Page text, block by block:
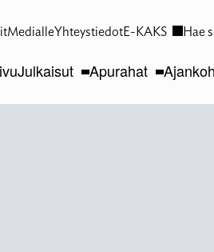
MedialleYhteystiedotE-KAKS Hae
Julkaisut Apurahat